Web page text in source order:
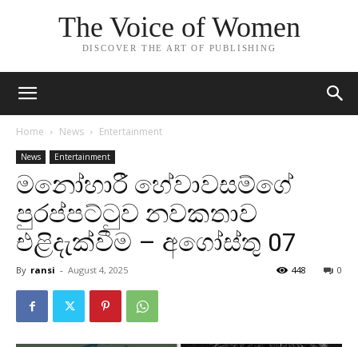
The Voice of Women
DISCOVER THE ART OF PUBLISHING
Home News Entertainment
News Entertainment
මනෝහාරී හේවාවසම්ගේ
පුරප්පට්ටුව නවකතාව
එළිදැක්වීම – අගෝස්තු 07
By ransi - August 4, 2025 0
448